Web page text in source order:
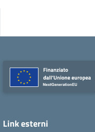
Link esterni